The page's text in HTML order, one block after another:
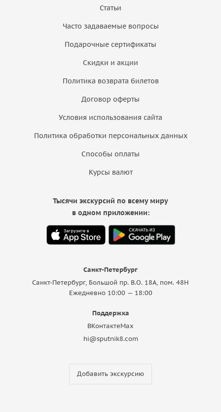
Статьи
Часто задаваемые вопросы
Подарочные сертификаты
Скидки и акции
Политика возврата билетов
Договор оферты
Условия использования сайта
Политика обработки персональных данных
Способы оплаты
Курсы валют
Санкт-Петербург
Санкт-Петербург, Большой пр. В.О. 18A, пом. 48Н
Ежедневно 10:00 — 18:00
Поддержка
ВКонтактеMax
hi@sputnik8.com
Добавить экскурсию
Тысячи экскурсий по всему миру
в одном приложении: